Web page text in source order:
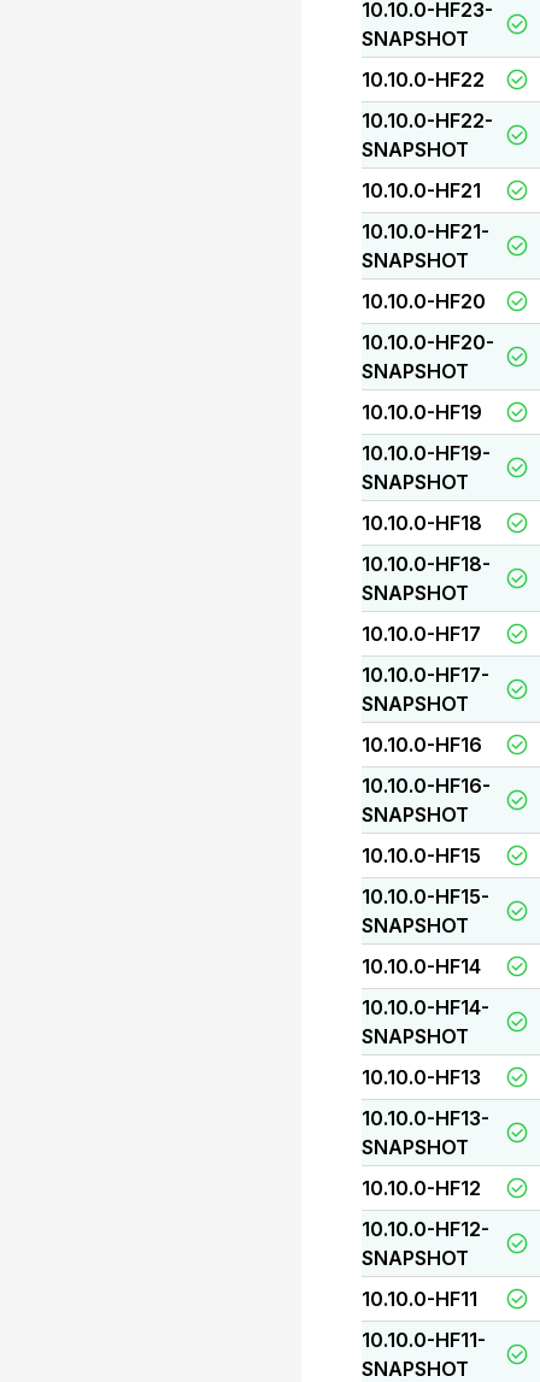
10.10.0-HF23-
SNAPSHOT
10.10.0-HF22
10.10.0-HF22-
SNAPSHOT
10.10.0-HF21
10.10.0-HF21-
SNAPSHOT
10.10.0-HF20
10.10.0-HF20-
SNAPSHOT
10.10.0-HF19
10.10.0-HF19-
SNAPSHOT
10.10.0-HF18
10.10.0-HF18-
SNAPSHOT
10.10.0-HF17
10.10.0-HF17-
SNAPSHOT
10.10.0-HF16
10.10.0-HF16-
SNAPSHOT
10.10.0-HF15
10.10.0-HF15-
SNAPSHOT
10.10.0-HF14
10.10.0-HF14-
SNAPSHOT
10.10.0-HF13
10.10.0-HF13-
SNAPSHOT
10.10.0-HF12
10.10.0-HF12-
SNAPSHOT
10.10.0-HF11
10.10.0-HF11-
SNAPSHOT